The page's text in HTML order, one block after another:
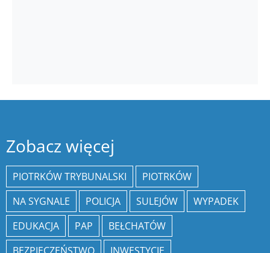
Zobacz więcej
PIOTRKÓW TRYBUNALSKI
PIOTRKÓW
NA SYGNALE
POLICJA SULEJÓW
WYPADEK
EDUKACJA
PAP
BEŁCHATÓW